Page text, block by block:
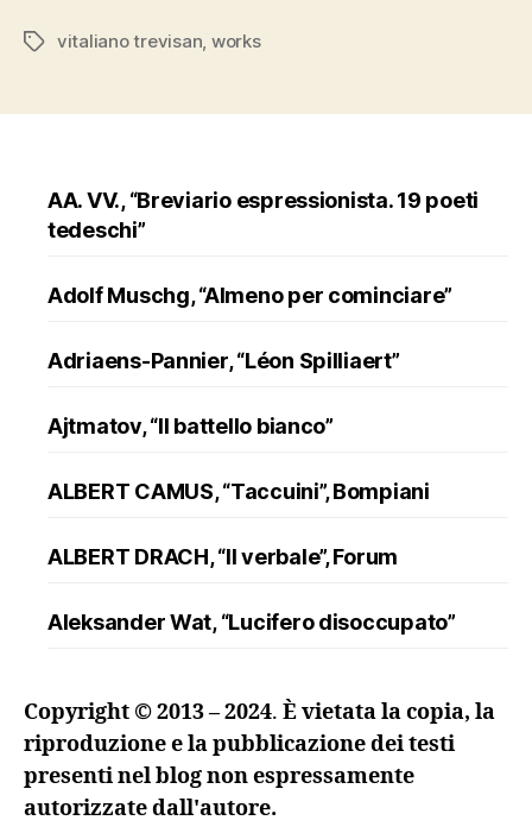
Tagsvitaliano trevisan works
AA. VV., “Breviario espressionista. 19 poeti
tedeschi”
Adolf Muschg, “Almeno per cominciare”
Adriaens-Pannier, “Léon Spilliaert”
Ajtmatov, “Il battello bianco”
ALBERT CAMUS, “Taccuini”, Bompiani
ALBERT DRACH, “Il verbale”, Forum
Aleksander Wat, “Lucifero disoccupato”
ranuncolo”, Oscar Mondadori
Andreev, “Lazzaro e altre novelle”
Copyright © 2013 – 2024. È vietata la copia, la
riproduzione e la pubblicazione dei testi
presenti nel blog non espressamente
autorizzate dall'autore.